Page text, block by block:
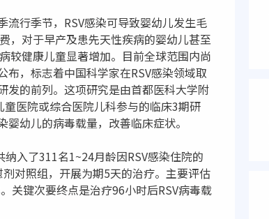
流行季节，RSV感染可导致婴幼儿发生毛
，对于早产及患先天性疾病的婴幼儿甚至
较健康儿童显著增加。目前全球范围内尚
，标志着中国科学家在RSV感染领域取
的前列。这项研究是由首都医科大学附
医院或综合医院儿科参与的临床3期研
幼儿的病毒载量，改善临床症状。
入了311名1~24月龄因RSV感染住院的
对照组，开展为期5天的治疗。主要评估
关键次要终点是治疗96小时后RSV病毒载